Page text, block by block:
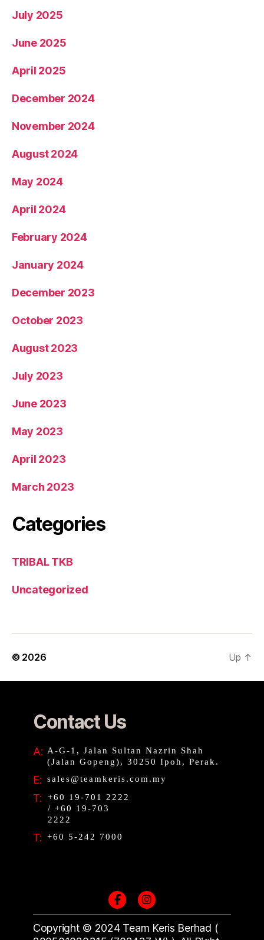
July 2025
June 2025
April 2025
December 2024
November 2024
August 2024
May 2024
April 2024
February 2024
January 2024
December 2023
October 2023
August 2023
July 2023
June 2023
May 2023
April 2023
March 2023
Categories
TRIBAL TKB
Uncategorized
© 2026 Up ↑
Contact Us
A: A-G-1, Jalan Sultan Nazrin Shah
(Jalan Gopeng), 30250 Ipoh, Perak.
E: sales@teamkeris.com.my
T:
+60 19-701 2222
/ +60 19-703
2222
T: +60 5-242 7000
Copyright © 2024 Team Keris Berhad (